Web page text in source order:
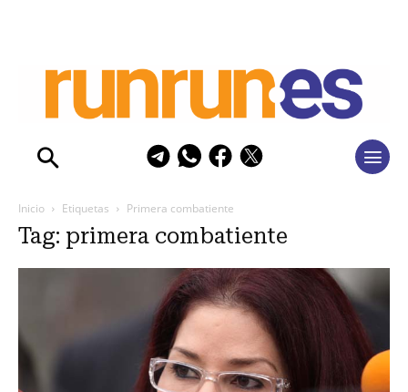
Inicio Etiquetas Primera combatiente
Tag: primera combatiente